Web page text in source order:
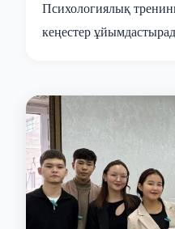
Психологиялық
кеңестер